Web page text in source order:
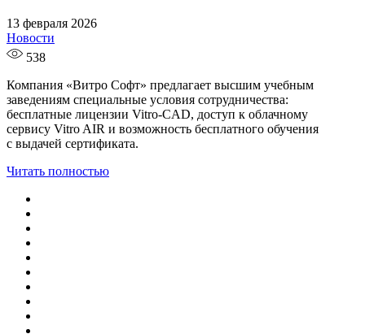
13 февраля 2026
Новости
538
Компания «Витро Софт» предлагает высшим учебным
заведениям специальные условия сотрудничества:
бесплатные лицензии Vitro-CAD, доступ к облачному
сервису Vitro AIR и возможность бесплатного обучения
с выдачей сертификата.
Читать полностью